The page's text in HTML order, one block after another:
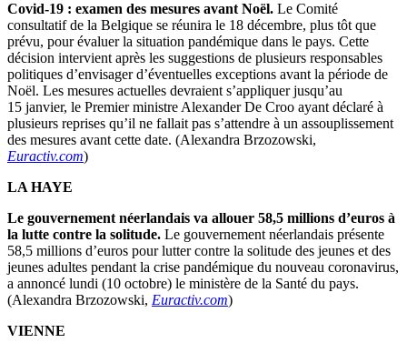
Covid-19 : examen des mesures avant Noël. Le Comité
consultatif de la Belgique se réunira le 18 décembre, plus tôt que
prévu, pour évaluer la situation pandémique dans le pays. Cette
décision intervient après les suggestions de plusieurs responsables
politiques d’envisager d’éventuelles exceptions avant la période de
Noël. Les mesures actuelles devraient s’appliquer jusqu’au
15 janvier, le Premier ministre Alexander De Croo ayant déclaré à
plusieurs reprises qu’il ne fallait pas s’attendre à un assouplissement
des mesures avant cette date. (Alexandra Brzozowski,
Euractiv.com)
LA HAYE
Le gouvernement néerlandais va allouer 58,5 millions d’euros à
la lutte contre la solitude. Le gouvernement néerlandais présente
58,5 millions d’euros pour lutter contre la solitude des jeunes et des
jeunes adultes pendant la crise pandémique du nouveau coronavirus,
a annoncé lundi (10 octobre) le ministère de la Santé du pays.
(Alexandra Brzozowski, Euractiv.com)
VIENNE